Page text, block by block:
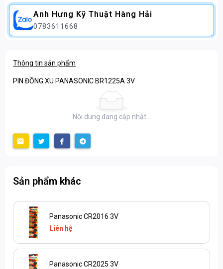
Anh Hưng Kỹ Thuật Hàng Hải
0783611668
Thông tin sản phẩm
PIN ĐỒNG XU PANASONIC BR1225A 3V
Nội dung đang cập nhật...
Sản phẩm khác
Panasonic CR2016 3V
Liên hệ
Panasonic CR2025 3V